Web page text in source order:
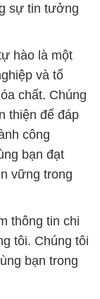
sự tin tưởng
hào là một
và tổ
chất. Chúng
thiện để đáp
công
bạn đạt
vững trong
thông tin chi
tôi. Chúng tôi
bạn trong